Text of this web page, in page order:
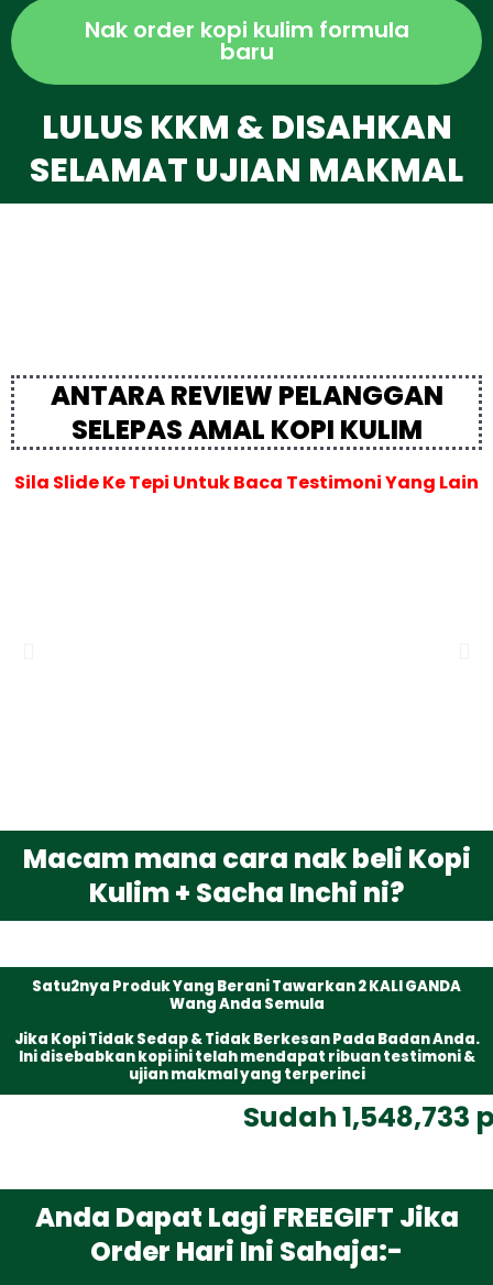
Nak order kopi kulim formula
baru
LULUS KKM & DISAHKAN
SELAMAT UJIAN MAKMAL
ANTARA REVIEW PELANGGAN
SELEPAS AMAL KOPI KULIM
Sila Slide Ke Tepi Untuk Baca Testimoni Yang Lain
Macam mana cara nak beli Kopi
Kulim + Sacha Inchi ni?
Satu2nya Produk Yang Berani Tawarkan 2 KALI GANDA
Wang Anda Semula
Jika Kopi Tidak Sedap & Tidak Berkesan Pada Badan Anda.
Ini disebabkan kopi ini telah mendapat ribuan testimoni &
ujian makmal yang terperinci
Sudah 1,548,733
Anda Dapat Lagi FREEGIFT Jika
Order Hari Ini Sahaja:-